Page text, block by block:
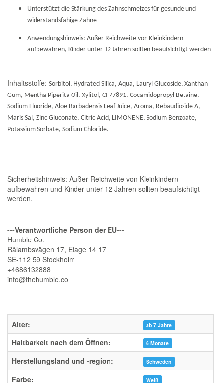
Unterstützt die Stärkung des Zahnschmelzes für gesunde und
widerstandsfähige Zähne
Anwendungshinweis: Außer Reichweite von Kleinkindern
aufbewahren, Kinder unter 12 Jahren sollten beaufsichtigt werden
Inhaltsstoffe: Sorbitol, Hydrated Silica, Aqua, Lauryl Glucoside, Xanthan
Gum, Mentha Piperita Oil, Xylitol, CI 77891, Cocamidopropyl Betaine,
Sodium Fluoride, Aloe Barbadensis Leaf Juice, Aroma, Rebaudioside A,
Maris Sal, Zinc Gluconate, Citric Acid, LIMONENE, Sodium Benzoate,
Potassium Sorbate, Sodium Chloride.
Sicherheitshinweis: Außer Reichweite von Kleinkindern
aufbewahren und Kinder unter 12 Jahren sollten beaufsichtigt
werden.
---Verantwortliche Person der EU---
Humble Co.
Rålambsvägen 17, Etage 14 17
SE-112 59 Stockholm
+4686132888
info@thehumble.co
--------------------------------------------------
Alter: ab 7 Jahre
Haltbarkeit nach dem Öffnen: 6 Monate
Herstellungsland und -region: Schweden
Farbe: Weiß